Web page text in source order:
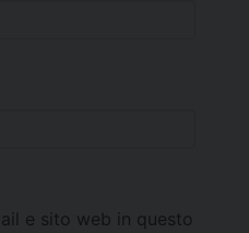
e sito web in questo